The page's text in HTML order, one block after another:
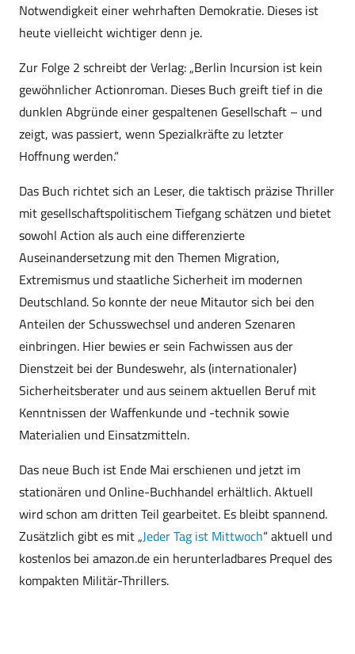
Notwendigkeit einer wehrhaften Demokratie. Dieses ist
heute vielleicht wichtiger denn je.
Zur Folge 2 schreibt der Verlag: „Berlin Incursion ist kein
gewöhnlicher Actionroman. Dieses Buch greift tief in die
dunklen Abgründe einer gespaltenen Gesellschaft – und
zeigt, was passiert, wenn Spezialkräfte zu letzter
Hoffnung werden.“
Das Buch richtet sich an Leser, die taktisch präzise Thriller
mit gesellschaftspolitischem Tiefgang schätzen und bietet
sowohl Action als auch eine differenzierte
Auseinandersetzung mit den Themen Migration,
Extremismus und staatliche Sicherheit im modernen
Deutschland. So konnte der neue Mitautor sich bei den
Anteilen der Schusswechsel und anderen Szenaren
einbringen. Hier bewies er sein Fachwissen aus der
Dienstzeit bei der Bundeswehr, als (internationaler)
Sicherheitsberater und aus seinem aktuellen Beruf mit
Kenntnissen der Waffenkunde und -technik sowie
Materialien und Einsatzmitteln.
Das neue Buch ist Ende Mai erschienen und jetzt im
stationären und Online-Buchhandel erhältlich. Aktuell
wird schon am dritten Teil gearbeitet. Es bleibt spannend.
Zusätzlich gibt es mit „Jeder Tag ist Mittwoch“ aktuell und
kostenlos bei amazon.de ein herunterladbares Prequel des
kompakten Militär-Thrillers.